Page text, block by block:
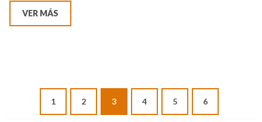
VER MÁS
1 2 3 4 5 6